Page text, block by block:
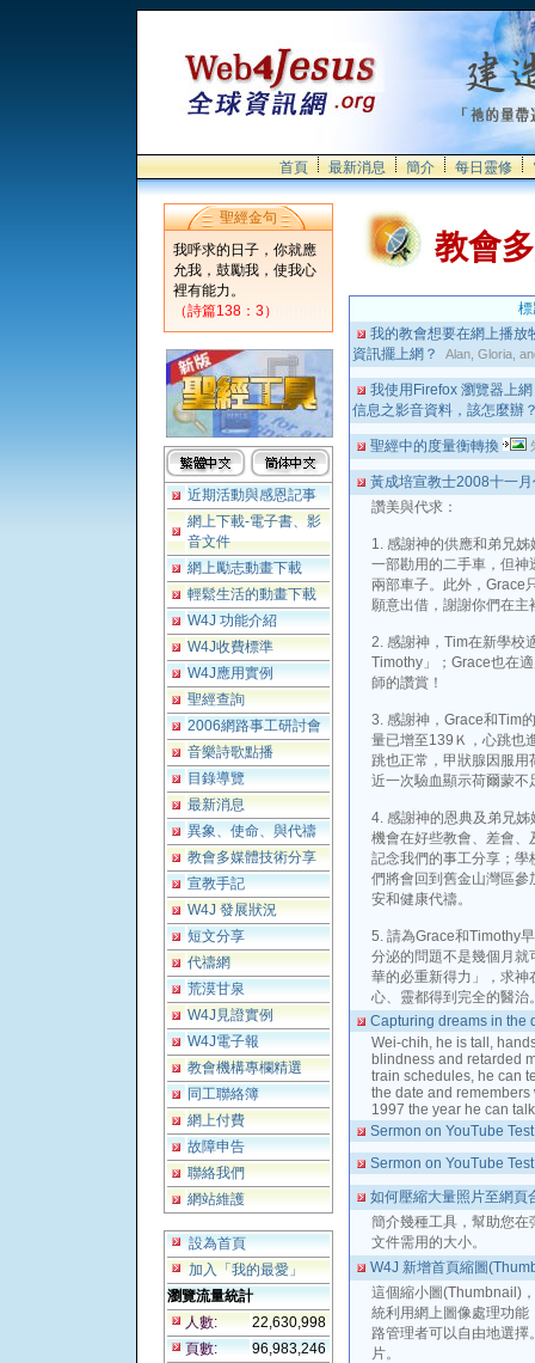
首頁 最新消息 簡介 每日靈修
聖經金句
我呼求的日子，你就應
允我，鼓勵我，使我心
裡有能力。
（詩篇138：3）
近期活動與感恩記事
網上下載-電子書、影
音文件
網上勵志動畫下載
輕鬆生活的動畫下載
W4J 功能介紹
W4J收費標準
W4J應用實例
聖經查詢
2006網路事工研討會
音樂詩歌點播
目錄導覽
最新消息
異象、使命、與代禱
教會多媒體技術分享
宣教手記
W4J 發展狀況
短文分享
代禱網
荒漠甘泉
W4J見證實例
W4J電子報
教會機構專欄精選
同工聯絡簿
網上付費
故障申告
聯絡我們
網站維護
設為首頁
加入「我的最愛」
瀏覽流量統計
人數:
22,630,998
頁數:
96,983,246
教會
標
我的教會想要在網上播放
資訊擺上網？
Alan, Gloria,
我使用Firefox 瀏覽器上
信息之影音資料，該怎麼辦
聖經中的度量衡轉換
黃成培宣教士2008十一
讚美與代求：
1. 感謝神的供應和弟兄
一部勘用的二手車，但神
兩部車子。此外，Grace
願意出借，謝謝你們在主
2. 感謝神，Tim在新學校
Timothy」；Grace也在
師的讚賞！
3. 感謝神，Grace和Tim
量已增至139Ｋ，心跳也
跳也正常，甲狀腺因服用
近一次驗血顯示荷爾蒙不
4. 感謝神的恩典及弟兄
機會在好些教會、差會、
記念我們的事工分享；
們將會回到舊金山灣區參
安和健康代禱。
5. 請為Grace和Timothy
分泌的問題不是幾個月就
華的必重新得力」，求神
心、靈都得到完全的醫治
Capturing dreams in the
Wei-chih, he is tall,
blindness and retarded
train schedules, he can
the date and
1997 the year he can
Sermon on YouTube
Sermon on YouTube
如何壓縮大量照片至網頁
簡介幾種工具，幫助您在
文件需用的大小。
W4J 新增首頁縮圖
這個縮小圖(Thumbnail)
統利用網上圖像處理功能
路管理者可以自由地選
片。